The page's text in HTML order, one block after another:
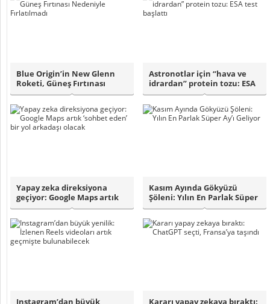
Blue Origin’in New Glenn
Roketi, Güneş Fırtınası
Nedeniyle F..
Astronotlar için “hava ve
idrardan” protein tozu: ESA
test b..
Yapay zeka direksiyona
geçiyor: Google Maps artık
‘sohbet ed..
Kasım Ayında Gökyüzü
Şöleni: Yılın En Parlak Süper
Ay’ı Geli..
Instagram’dan büyük
Kararı yapay zekaya bıraktı: